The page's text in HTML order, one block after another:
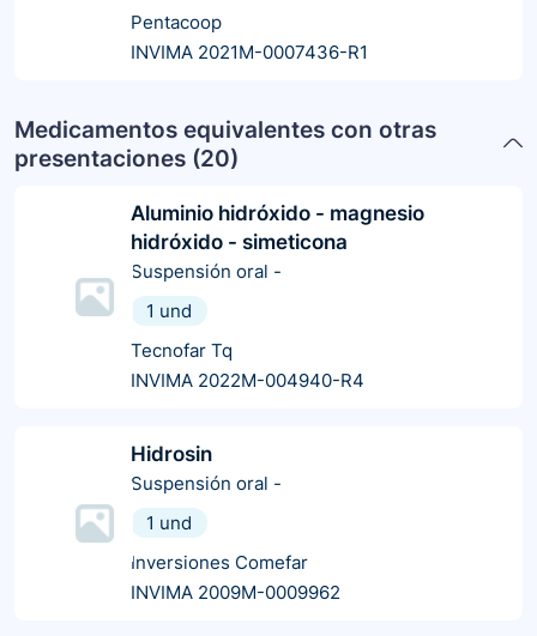
Pentacoop
INVIMA 2021M-0007436-R1
Medicamentos equivalentes con otras
presentaciones (20)
Aluminio hidróxido - magnesio
hidróxido - simeticona
Suspensión oral -
1 und
Tecnofar Tq
INVIMA 2022M-004940-R4
Hidrosin
Suspensión oral -
1 und
Inversiones Comefar
INVIMA 2009M-0009962